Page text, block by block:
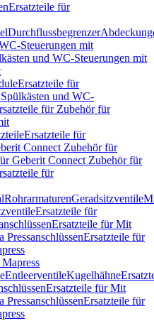
Ersatzteile für
Durchflussbegrenzer
Steuerungen mit
und WC-Steuerungen mit
Ersatzteile für
und WC-
für Zubehör für
Ersatzteile für
Connect Zubehör für
Geberit Connect Zubehör für
für
RohrarmaturenGeradsitzventile
Ersatzteile für
Ersatzteile für Mit
PressanschlüssenErsatzteile für
EntleerventileKugelhähne
Ersatzteile für Mit
PressanschlüssenErsatzteile für